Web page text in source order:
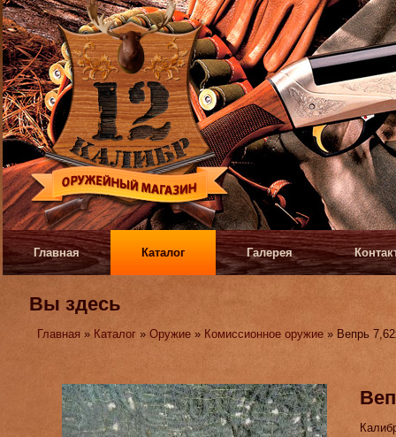
Главная Каталог Галерея
Вы здесь
Главная » Каталог »Оружие » Комиссионное оружие » Вепрь